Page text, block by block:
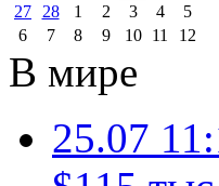
27
28 1 2 3 4
5
6
7 8 9 10 11 12
В мире
25.07